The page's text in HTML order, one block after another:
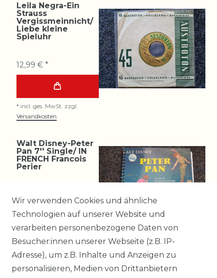
Leila Negra-Ein
Strauss
Vergissmeinnicht/
Liebe kleine
Spieluhr
12,99 € *
* incl. ges. MwSt. zzgl.
Versandkosten
Walt Disney-Peter
Pan 7'' Single/ IN
FRENCH Francois
Perier
12,99 € *
Versandkosten
Wir verwenden Cookies und ähnliche
Technologien auf unserer Website und
verarbeiten personenbezogene Daten von
Besucher:innen unserer Webseite (z.B. IP-
Adresse), um z.B. Inhalte und Anzeigen zu
personalisieren, Medien von Drittanbietern